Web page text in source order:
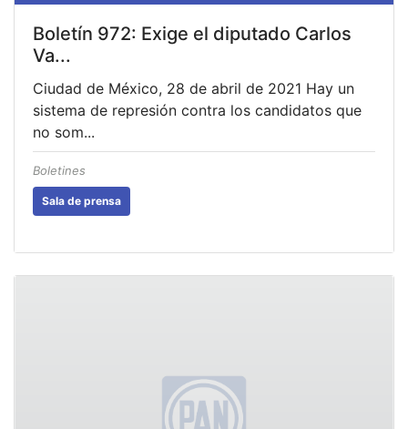
Boletín 972: Exige el diputado Carlos
Va...
Ciudad de México, 28 de abril de 2021 Hay un
sistema de represión contra los candidatos que
no som...
Boletines
Sala de prensa